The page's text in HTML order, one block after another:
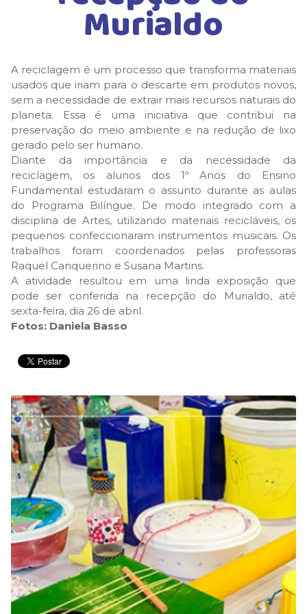
Murialdo
A reciclagem é um processo que transforma materiais
usados que iriam para o descarte em produtos novos,
sem a necessidade de extrair mais recursos naturais do
planeta. Essa é uma iniciativa que contribui na
preservação do meio ambiente e na redução de lixo
gerado pelo ser humano.
Diante da importância e da necessidade da
reciclagem, os alunos dos 1º Anos do Ensino
Fundamental estudaram o assunto durante as aulas
do Programa Bilíngue. De modo integrado com a
disciplina de Artes, utilizando materiais recicláveis, os
pequenos confeccionaram instrumentos musicais. Os
trabalhos foram coordenados pelas professoras
Raquel Canquerino e Susana Martins.
A atividade resultou em uma linda exposição que
pode ser conferida na recepção do Murialdo, até
sexta-feira, dia 26 de abril.
Fotos: Daniela Basso